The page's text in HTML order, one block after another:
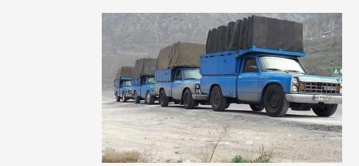
ب
ر
ا
ی
: